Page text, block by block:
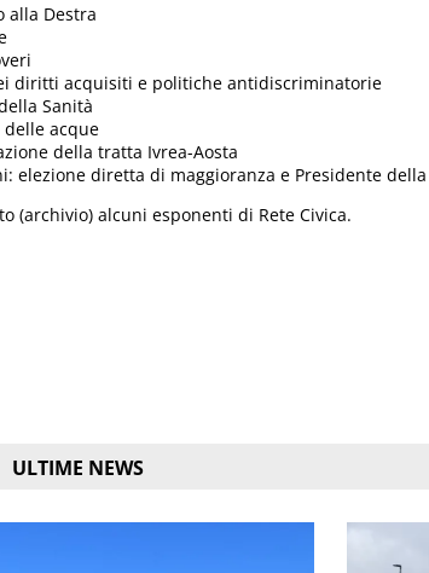
alla Destra
diritti acquisiti e politiche antidiscriminatorie
Sanità
delle acque
della tratta Ivrea-Aosta
elezione diretta di maggioranza e Presidente della
(archivio) alcuni esponenti di Rete Civica.
ULTIME NEWS